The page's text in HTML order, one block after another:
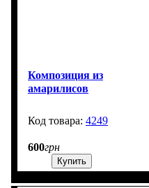
Композиция из
амарилисов
4249
600грн
Купить